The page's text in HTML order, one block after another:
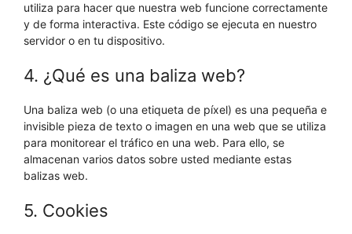
utiliza para hacer que nuestra web funcione correctamente
y de forma interactiva. Este código se ejecuta en nuestro
servidor o en tu dispositivo.
4. ¿Qué es una baliza web?
Una baliza web (o una etiqueta de píxel) es una pequeña e
invisible pieza de texto o imagen en una web que se utiliza
para monitorear el tráfico en una web. Para ello, se
almacenan varios datos sobre usted mediante estas
balizas web.
5. Cookies